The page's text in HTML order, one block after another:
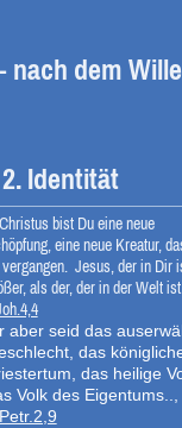
nach dem
2. Identität
bist Du eine neue
eine neue Kreatur,
Jesus, der in Dir
als der, der in der Welt ist.
aber seid das
das
das heilige
Volk des Eigentums..,